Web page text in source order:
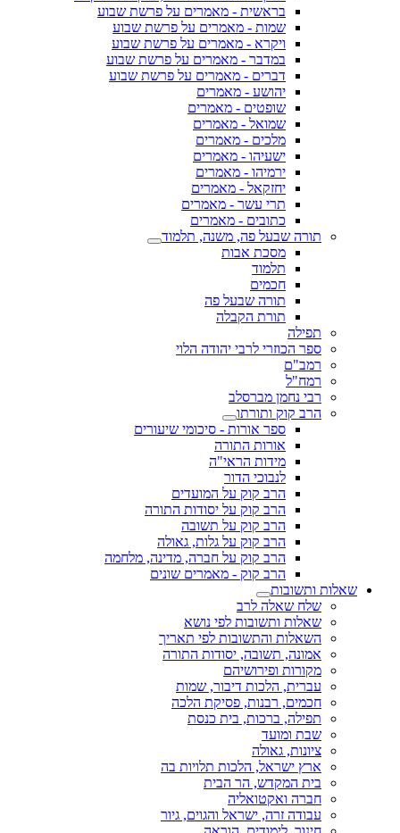
בראשית - מאמרים על פרשת שבוע
שמות - מאמרים על פרשת שבוע
ויקרא - מאמרים על פרשת שבוע
במדבר - מאמרים על פרשת שבוע
דברים - מאמרים על פרשת שבוע
יהושע - מאמרים
שופטים - מאמרים
שמואל - מאמרים
מלכים - מאמרים
ישעיהו - מאמרים
ירמיהו - מאמרים
יחזקאל - מאמרים
תרי עשר - מאמרים
כתובים - מאמרים
תורה שבעל פה, משנה, תלמוד
מסכת אבות
תלמוד
חכמים
תורה שבעל פה
תורת הקבלה
תפילה
ספר הכוזרי לרבי יהודה הלוי
רמב"ם
רמח"ל
רבי נחמן מברסלב
הרב קוק ותורתו
ספר אורות - סיכומי שיעורים
אורות התורה
מידות הראי"ה
לנבוכי הדור
הרב קוק על המועדים
הרב קוק על יסודות התורה
הרב קוק על תשובה
הרב קוק על גלות, גאולה
הרב קוק על חברה, מדינה, מלחמה
הרב קוק - מאמרים שונים
שאלות ותשובות
שלח שאלה לרב
שאלות ותשובות לפי נושא
השאלות והתשובות לפי תאריך
אמונה, תשובה, יסודות התורה
מקורות ופירושיהם
עברית, הלכות דיבור, שמות
חכמים, רבנות, פסיקת הלכה
תפילה, ברכות, בית כנסת
שבת ומועד
ציונות, גאולה
ארץ ישראל, הלכות תלויות בה
בית המקדש, הר הבית
חברה ואקטואליה
עבודה זרה, ישראל והגוים, גיור